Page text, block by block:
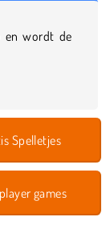
en wordt de
Spelletjes
games